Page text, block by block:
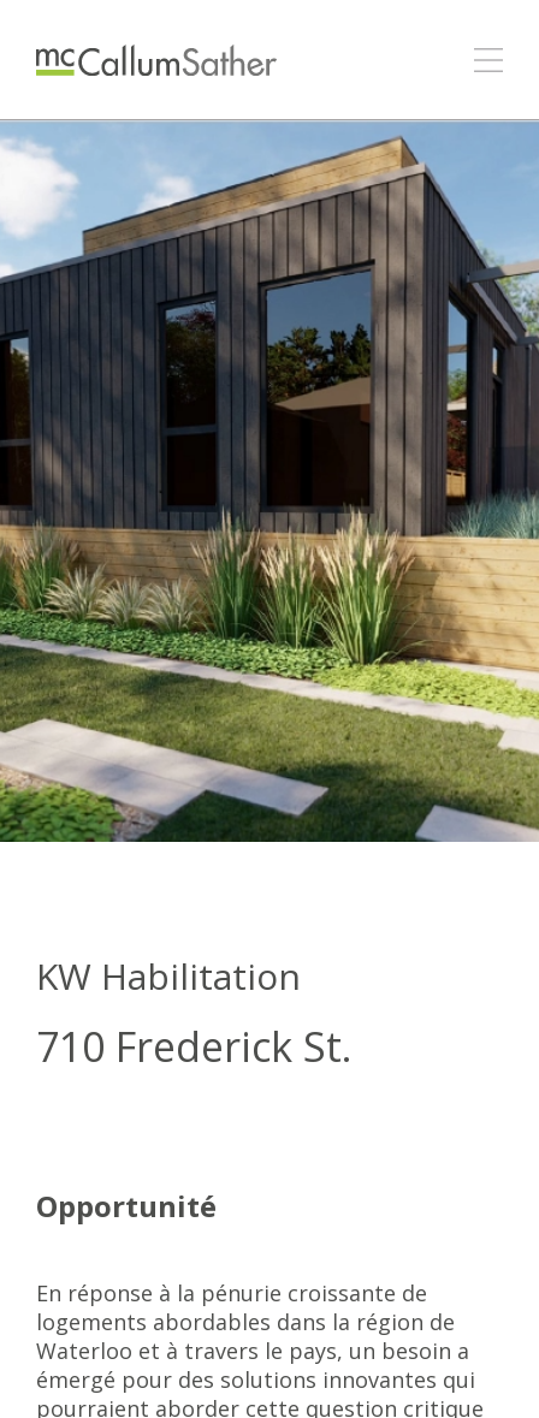
KW Habilitation
710 Frederick St.
Opportunité
En réponse à la pénurie croissante de
logements abordables dans la région de
Waterloo et à travers le pays, un besoin a
émergé pour des solutions innovantes qui
pourraient aborder cette question critique